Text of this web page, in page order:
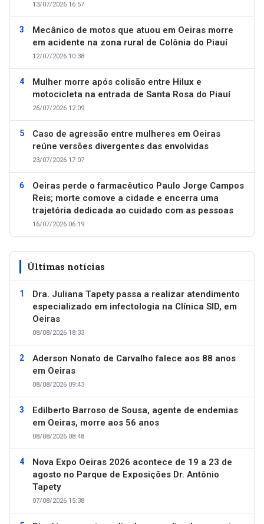
13/07/2026 16:57
Mecânico de motos que atuou em Oeiras morre
em acidente na zona rural de Colônia do Piauí
12/07/2026 10:38
Mulher morre após colisão entre Hilux e
motocicleta na entrada de Santa Rosa do Piauí
26/07/2026 12:09
Caso de agressão entre mulheres em Oeiras
reúne versões divergentes das envolvidas
23/07/2026 17:07
Oeiras perde o farmacêutico Paulo Jorge Campos
Reis; morte comove a cidade e encerra uma
trajetória dedicada ao cuidado com as pessoas
16/07/2026 06:19
Últimas notícias
Dra. Juliana Tapety passa a realizar atendimento
especializado em infectologia na Clínica SID, em
Oeiras
08/08/2026 18:33
Aderson Nonato de Carvalho falece aos 88 anos
em Oeiras
08/08/2026 09:43
Edilberto Barroso de Sousa, agente de endemias
em Oeiras, morre aos 56 anos
08/08/2026 08:48
Nova Expo Oeiras 2026 acontece de 19 a 23 de
agosto no Parque de Exposições Dr. Antônio
Tapety
07/08/2026 15:38